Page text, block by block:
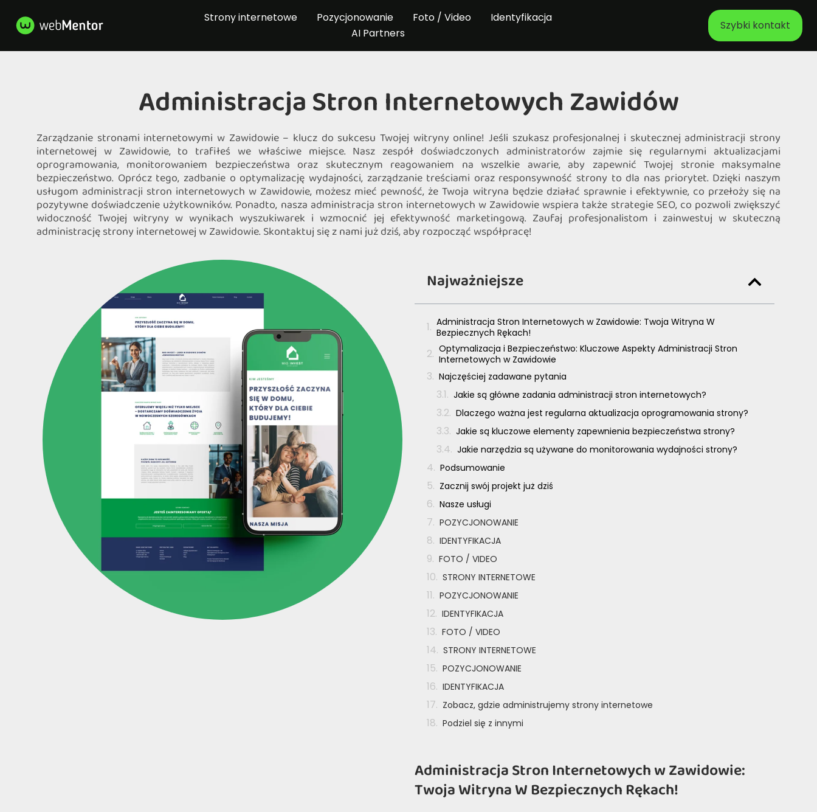
Strony internetowe Pozycjonowanie Foto / Video
Identyfikacja
AI Partners
Szybki kontakt
Administracja Stron Internetowych Zawidów
Zarządzanie stronami internetowymi w Zawidowie – klucz do sukcesu Twojej witryny online! Jeśli szukasz profesjonalnej i skutecznej administracji strony
internetowej w Zawidowie, to trafiłeś we właściwe miejsce. Nasz zespół doświadczonych administratorów zajmie się regularnymi aktualizacjami
oprogramowania, monitorowaniem bezpieczeństwa oraz skutecznym reagowaniem na wszelkie awarie, aby zapewnić Twojej stronie maksymalne
bezpieczeństwo. Oprócz tego, zadbanie o optymalizację wydajności, zarządzanie treściami oraz responsywność strony to dla nas priorytet. Dzięki naszym
usługom administracji stron internetowych w Zawidowie, możesz mieć pewność, że Twoja witryna będzie działać sprawnie i efektywnie, co przełoży się na
pozytywne doświadczenie użytkowników. Ponadto, nasza administracja stron internetowych w Zawidowie wspiera także strategie SEO, co pozwoli zwiększyć
widoczność Twojej witryny w wynikach wyszukiwarek i wzmocnić jej efektywność marketingową. Zaufaj profesjonalistom i zainwestuj w skuteczną
administrację strony internetowej w Zawidowie. Skontaktuj się z nami już dziś, aby rozpocząć współpracę!
Najważniejsze
Administracja Stron Internetowych w Zawidowie: Twoja Witryna W
Bezpiecznych Rękach!
Optymalizacja i Bezpieczeństwo: Kluczowe Aspekty Administracji Stron
Internetowych w Zawidowie
Najczęściej zadawane pytania
Jakie są główne zadania administracji stron internetowych?
Dlaczego ważna jest regularna aktualizacja oprogramowania strony?
Jakie są kluczowe elementy zapewnienia bezpieczeństwa strony?
Jakie narzędzia są używane do monitorowania wydajności strony?
Podsumowanie
Zacznij swój projekt już dziś
Nasze usługi
POZYCJONOWANIE
IDENTYFIKACJA
FOTO / VIDEO
STRONY INTERNETOWE
POZYCJONOWANIE
IDENTYFIKACJA
FOTO / VIDEO
STRONY INTERNETOWE
POZYCJONOWANIE
IDENTYFIKACJA
Zobacz, gdzie administrujemy strony internetowe
Podziel się z innymi
Administracja Stron Internetowych w Zawidowie:
Twoja Witryna W Bezpiecznych Rękach!